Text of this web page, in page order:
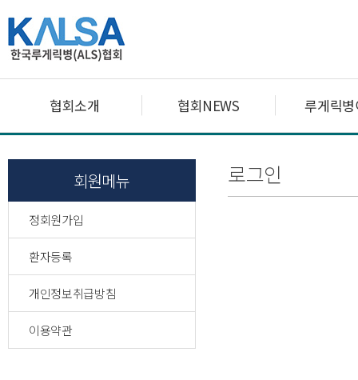
협회소개 협회NEWS 루게릭
회원메뉴
정회원가입
환자등록
개인정보취급방침
이용약관
로그인